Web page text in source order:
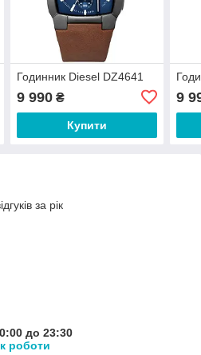
Годинник Diesel DZ4641
9 990₴
Купити
9
за рік
до 23:30
роботи